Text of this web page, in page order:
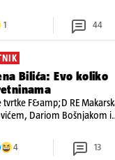
zatvor
1 44
Bilića: Evo koliko
tvrtke F&amp;D RE
Dariom Bošnjakom i
a od osnutka nema
4 13